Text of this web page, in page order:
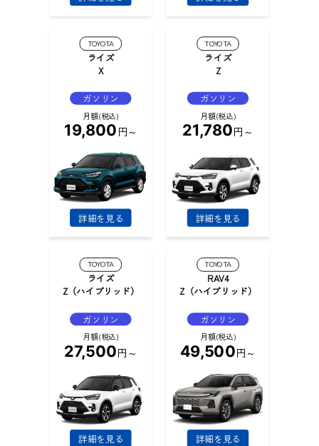
TOYOTA
ライズ
X
ガソリン
月額(税込)
19,800円～
詳細を見る
TOYOTA
ライズ
Z
ガソリン
月額(税込)
21,780円～
詳細を見る
TOYOTA
ライズ
Z（ハイブリッド）
ガソリン
月額(税込)
27,500円～
詳細を見る
TOYOTA
RAV4
Z（ハイブリッド）
ガソリン
月額(税込)
49,500円～
詳細を見る